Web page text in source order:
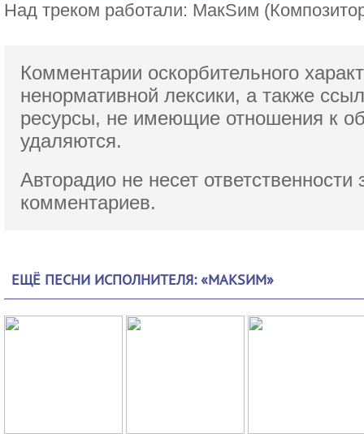
Над треком работали: МакSим
Комментарии оскорбительного
ненормативной лексики, а также
ресурсы, не имеющие отношения к
удаляются.
Авторадио не несет ответственности
комментариев.
ЕЩЁ ПЕСНИ ИСПОЛНИТЕЛЯ: «МАКSИМ»